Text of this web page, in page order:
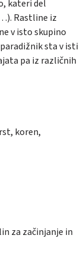
kateri del
Rastline iz
v isto skupino
sta v isti
pa iz različnih
koren,
za začinjanje in